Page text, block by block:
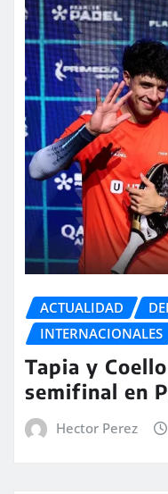
ACTUALIDAD
INTERNACIONALES
Tapia y
semifinal en
Hector Perez